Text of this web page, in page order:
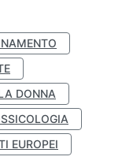
DONNA
EUROPEI